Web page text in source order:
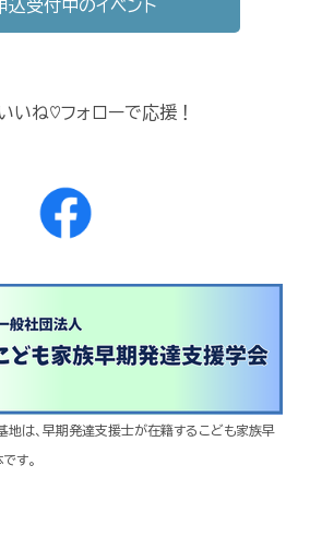
込受付中のイベント
いね♡フォローで応援！
は、早期発達支援士が在籍するこども家族早
す。